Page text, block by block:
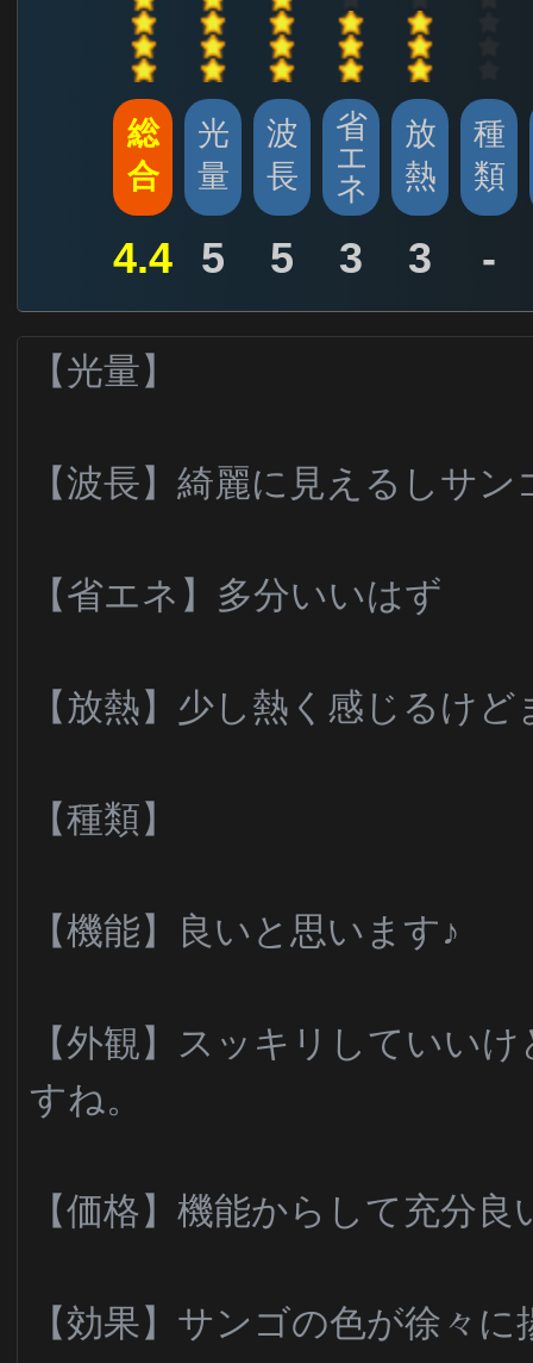
総
合
光
量
波
長
省
エ
ネ
放
熱
種
類
4.4 5 5 3 3 -
【光量】
【波長】綺麗に見えるしサ
【省エネ】多分いいはず
【放熱】少し熱く感じるけ
【種類】
【機能】良いと思います♪
【外観】スッキリしていい
すね。
【価格】機能からして充分
【効果】サンゴの色が徐々